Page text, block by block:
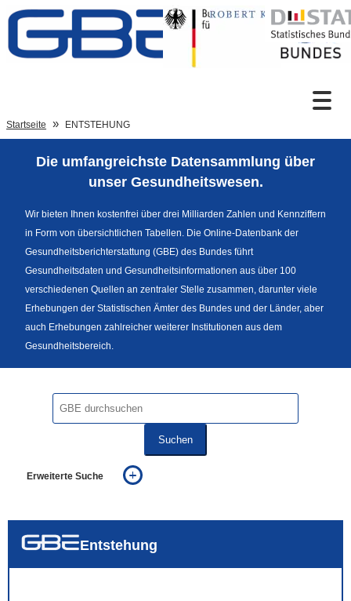
Zum Inhalt
Sprachumschaltung
Fußzeile
Startseite ENTSTEHUNG
Die umfangreichste Datensammlung über
unser Gesundheitswesen.
Wir bieten Ihnen kostenfrei über drei Milliarden Zahlen und Kennziffern
in Form von übersichtlichen Tabellen. Die Online-Datenbank der
Gesundheitsberichterstattung (GBE) des Bundes führt
Gesundheitsdaten und Gesundheitsinformationen aus über 100
verschiedenen Quellen an zentraler Stelle zusammen, darunter viele
Erhebungen der Statistischen Ämter des Bundes und der Länder, aber
auch Erhebungen zahlreicher weiterer Institutionen aus dem
Gesundheitsbereich.
Suchen
Erweiterte Suche
auch in allen Texten suchen (Volltextsuche)
Entstehung